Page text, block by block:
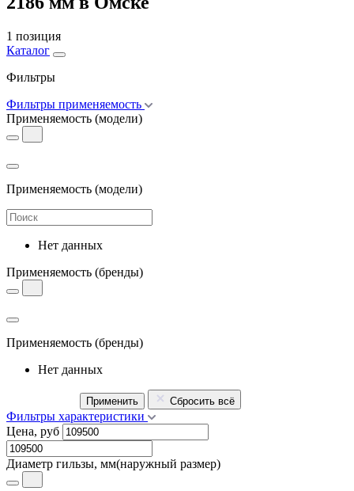
1 позиция
Каталог
Фильтры
Фильтры применяемость
Применяемость (модели)
Применяемость (модели)
Нет данных
Применяемость (бренды)
Применяемость (бренды)
Нет данных
Применить Сбросить всё
Фильтры характеристики
Цена, руб
Диаметр гильзы, мм(наружный размер)